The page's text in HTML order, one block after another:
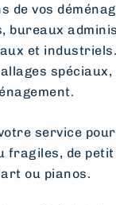
de vos
bureaux
et
service
fragiles, de
ou pianos.